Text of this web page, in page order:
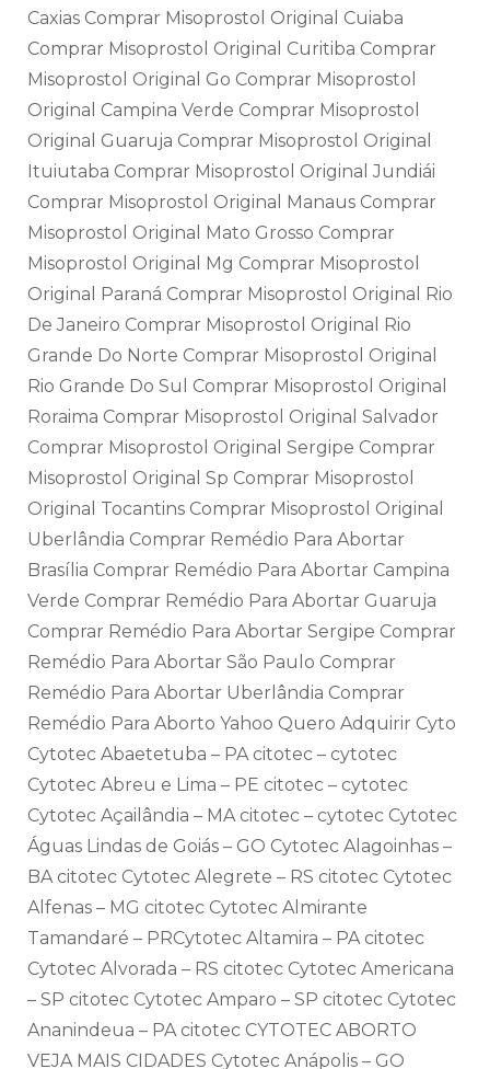
Caxias Comprar Misoprostol Original Cuiaba
Comprar Misoprostol Original Curitiba Comprar
Misoprostol Original Go Comprar Misoprostol
Original Campina Verde Comprar Misoprostol
Original Guaruja Comprar Misoprostol Original
Ituiutaba Comprar Misoprostol Original Jundiái
Comprar Misoprostol Original Manaus Comprar
Misoprostol Original Mato Grosso Comprar
Misoprostol Original Mg Comprar Misoprostol
Original Paraná Comprar Misoprostol Original Rio
De Janeiro Comprar Misoprostol Original Rio
Grande Do Norte Comprar Misoprostol Original
Rio Grande Do Sul Comprar Misoprostol Original
Roraima Comprar Misoprostol Original Salvador
Comprar Misoprostol Original Sergipe Comprar
Misoprostol Original Sp Comprar Misoprostol
Original Tocantins Comprar Misoprostol Original
Uberlândia Comprar Remédio Para Abortar
Brasília Comprar Remédio Para Abortar Campina
Verde Comprar Remédio Para Abortar Guaruja
Comprar Remédio Para Abortar Sergipe Comprar
Remédio Para Abortar São Paulo Comprar
Remédio Para Abortar Uberlândia Comprar
Remédio Para Aborto Yahoo Quero Adquirir Cyto
Cytotec Abaetetuba – PA citotec – cytotec
Cytotec Abreu e Lima – PE citotec – cytotec
Cytotec Açailândia – MA citotec – cytotec Cytotec
Águas Lindas de Goiás – GO Cytotec Alagoinhas –
BA citotec Cytotec Alegrete – RS citotec Cytotec
Alfenas – MG citotec Cytotec Almirante
Tamandaré – PRCytotec Altamira – PA citotec
Cytotec Alvorada – RS citotec Cytotec Americana
– SP citotec Cytotec Amparo – SP citotec Cytotec
Ananindeua – PA citotec CYTOTEC ABORTO
VEJA MAIS CIDADES Cytotec Anápolis – GO